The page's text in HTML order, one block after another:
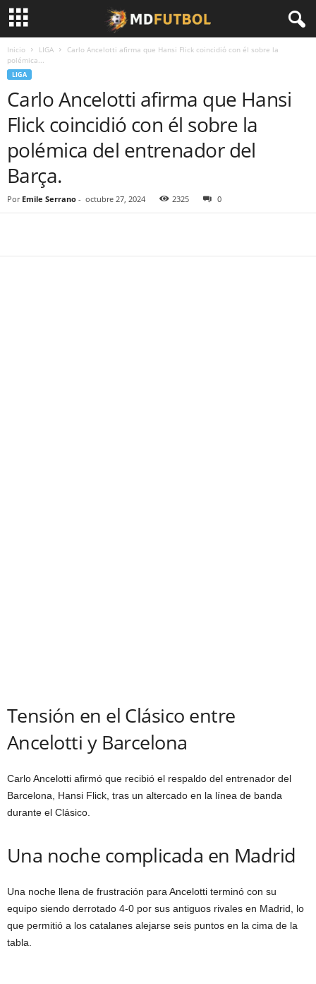
Inicio LIGA
Carlo Ancelotti afirma que Hansi Flick coincidió con él sobre la
polémica...
LIGA
Carlo Ancelotti afirma que Hansi
Flick coincidió con él sobre la
polémica del entrenador del
Barça.
Por Emile Serrano - octubre 27, 2024 2325 0
Tensión en el Clásico entre
Ancelotti y Barcelona
Carlo Ancelotti afirmó que recibió el respaldo del entrenador del
Barcelona, Hansi Flick, tras un altercado en la línea de banda
durante el Clásico.
Una noche complicada en Madrid
Una noche llena de frustración para Ancelotti terminó con su
equipo siendo derrotado 4-0 por sus antiguos rivales en Madrid, lo
que permitió a los catalanes alejarse seis puntos en la cima de la
tabla.